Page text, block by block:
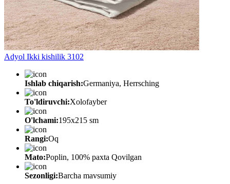
Adyol Ikki kishilik 3102
Ishlab chiqarish:Germaniya, Herrsching
To'ldiruvchi:Xolofayber
O'lchami:195х215 sm
Rangi:Oq
Mato:Poplin, 100% paxta Qovilgan
Sezonligi:Barcha mavsumiy